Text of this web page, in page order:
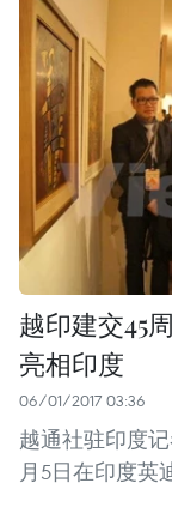
越印建交45
亮相印度
06/01/2017 03:36
越通社驻印度
月5日在印度英